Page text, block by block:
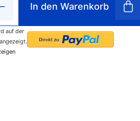
In den Warenkorb
auf der